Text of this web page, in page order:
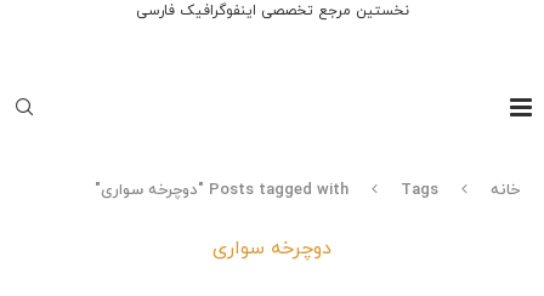
نخستین مرجع تخصصی اینفوگرافیک فارسی
خانه Tags Posts tagged with "دوچرخه سواری"
دوچرخه سواری